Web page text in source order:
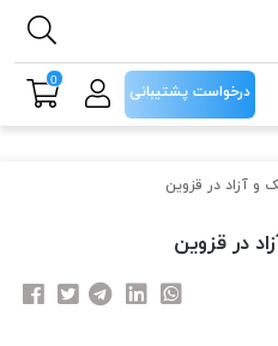
و آزاد در قزوین
در قزوین
درخواست پشتیبانی
0